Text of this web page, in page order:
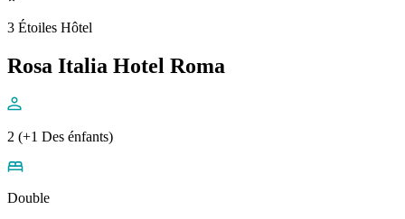
3 Étoiles Hôtel
Rosa Italia Hotel Roma
2 (+1 Des énfants)
Double